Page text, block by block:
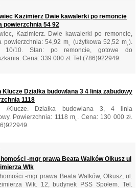
Kazimierz Dwie kawalerki po remoncie
powierzchnia 54 92
Kazimierz. Dwie kawalerki po remoncie,
powierzchnia: 54,92 m˛ (użytkowa 52,52 m˛).
10/10. Stan: po remoncie, gotowe do
Cena: 339 000 zł. Tel.(786)922949.
Klucze Działka budowlana 3 4 linia zabudowy
1118
/Klucze. Działka budowlana 3, 4 linia
Powierzchnia: 1118 m˛. Cena: 130 000 zł.
-mgr prawa Beata Walków Olkusz ul
Wlk
-mgr prawa Beata Walków, Olkusz, ul.
Wlk. 12, budynek PSS Społem. Tel.